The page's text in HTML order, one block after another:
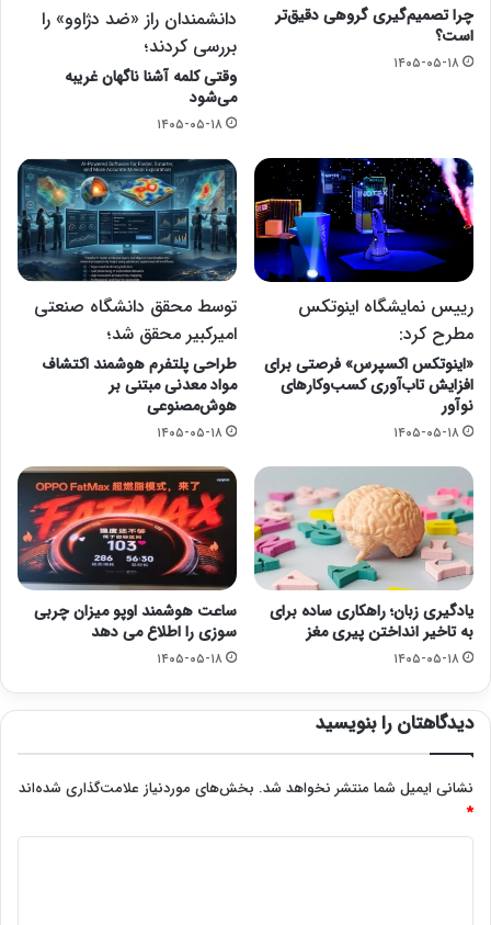
چرا تصمیم‌گیری گروهی دقیق‌تر
است؟
۱۴۰۵-۰۵-۱۸
دانشمندان راز «ضد دژاوو» را
بررسی کردند؛
وقتی کلمه آشنا ناگهان غریبه
می‌شود
۱۴۰۵-۰۵-۱۸
رییس نمایشگاه اینوتکس
مطرح کرد:
«اینوتکس اکسپرس» فرصتی برای
افزایش تاب‌آوری کسب‌وکارهای
نوآور
۱۴۰۵-۰۵-۱۸
توسط محقق دانشگاه صنعتی
امیرکبیر محقق شد؛
طراحی پلتفرم هوشمند اکتشاف
مواد معدنی مبتنی بر
هوش‌مصنوعی
۱۴۰۵-۰۵-۱۸
یادگیری زبان؛ راهکاری ساده برای
به تاخیر انداختن پیری مغز
۱۴۰۵-۰۵-۱۸
ساعت هوشمند اوپو میزان چربی
سوزی را اطلاع می دهد
۱۴۰۵-۰۵-۱۸
دیدگاهتان را بنویسید
نشانی ایمیل شما منتشر نخواهد شد. بخش‌های موردنیاز علامت‌گذاری شده‌اند
*